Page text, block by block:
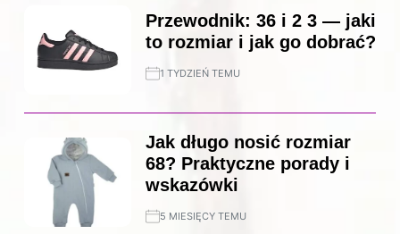
Przewodnik: 36 i 2 3 — jaki
to rozmiar i jak go dobrać?
1 TYDZIEŃ TEMU
Jak długo nosić rozmiar
68? Praktyczne porady i
wskazówki
5 MIESIĘCY TEMU